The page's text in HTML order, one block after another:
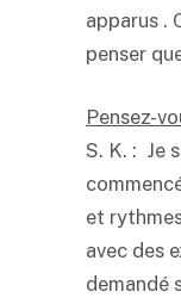
apparus .
penser
Pensez-
S. K. : Je
et
avec des
demandé